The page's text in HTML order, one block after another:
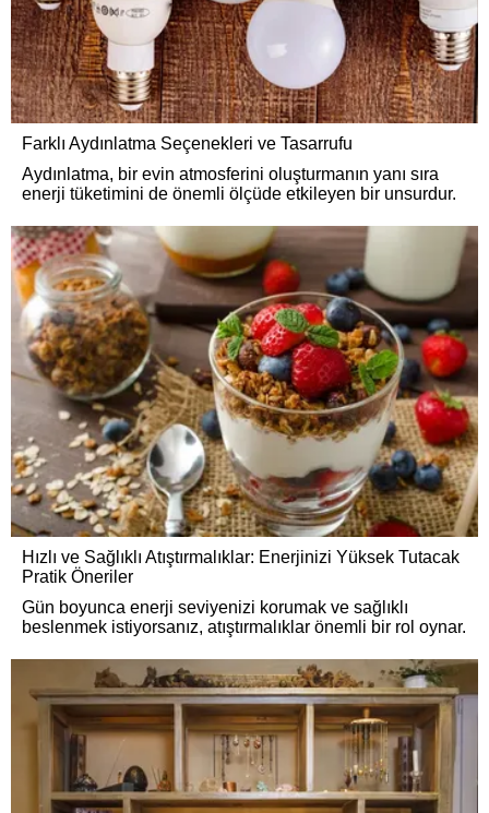
Farklı Aydınlatma Seçenekleri ve Tasarrufu
Aydınlatma, bir evin atmosferini oluşturmanın yanı sıra
enerji tüketimini de önemli ölçüde etkileyen bir unsurdur.
Hızlı ve Sağlıklı Atıştırmalıklar: Enerjinizi Yüksek Tutacak
Pratik Öneriler
Gün boyunca enerji seviyenizi korumak ve sağlıklı
beslenmek istiyorsanız, atıştırmalıklar önemli bir rol oynar.